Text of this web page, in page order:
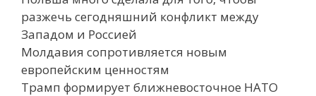
разжечь сегодняшний конфликт между
Западом и Россией
Молдавия сопротивляется новым
европейским ценностям
Трамп формирует ближневосточное НАТО